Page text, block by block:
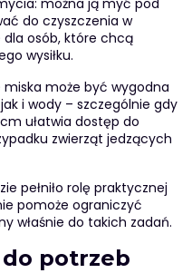
można ją myć pod
do czyszczenia w
dla osób, które chcą
wysiłku.
miska może być wygodna
i wody – szczególnie gdy
ułatwia dostęp do
zwierząt jedzących
pełniło rolę praktycznej
pomoże ograniczyć
właśnie do takich zadań.
potrzeb